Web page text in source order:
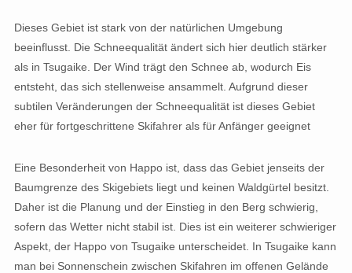
Dieses Gebiet ist stark von der natürlichen Umgebung
beeinflusst. Die Schneequalität ändert sich hier deutlich stärker
als in Tsugaike. Der Wind trägt den Schnee ab, wodurch Eis
entsteht, das sich stellenweise ansammelt. Aufgrund dieser
subtilen Veränderungen der Schneequalität ist dieses Gebiet
eher für fortgeschrittene Skifahrer als für Anfänger geeignet
Eine Besonderheit von Happo ist, dass das Gebiet jenseits der
Baumgrenze des Skigebiets liegt und keinen Waldgürtel besitzt.
Daher ist die Planung und der Einstieg in den Berg schwierig,
sofern das Wetter nicht stabil ist. Dies ist ein weiterer schwieriger
Aspekt, der Happo von Tsugaike unterscheidet. In Tsugaike kann
man bei Sonnenschein zwischen Skifahren im offenen Gelände